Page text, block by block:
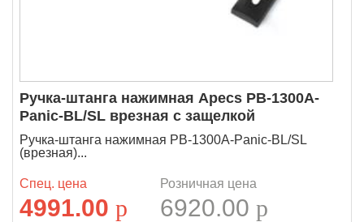
Ручка-штанга нажимная Apecs PB-1300A-
Panic-BL/SL врезная с защелкой
Ручка-штанга нажимная PB-1300A-Panic-BL/SL
(врезная)...
Спец. цена
4991.00 p
Розничная цена
6920.00 p